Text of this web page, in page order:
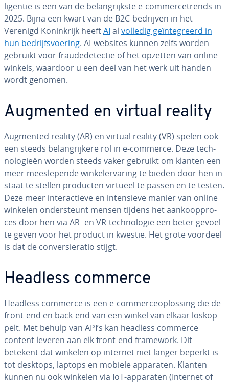
li­gen­tie is een van de be­lang­rijk­ste e-com­mer­ce­trends in
2025. Bijna een kwart van de B2C-bedrijven in het
Verenigd Ko­nink­rijk heeftAI al volledig ge­ïn­te­greerd in
hun be­drijfs­voe­ring. AI-websites kunnen zelfs worden
gebruikt voor frau­de­de­tec­tie of het opzetten van online
winkels, waardoor u een deel van het werk uit handen
wordt genomen.
Augmented en virtual reality
Augmented reality (AR) en virtual reality (VR) spelen ook
een steeds be­lang­rij­ke­re rol in e-commerce. Deze tech­
no­lo­gie­ën worden steeds vaker gebruikt om klanten een
meer mee­sle­pen­de win­ke­l­er­va­ring te bieden door hen in
staat te stellen producten virtueel te passen en te testen.
Deze meer in­ter­ac­tie­ve en in­ten­sie­ve manier van online
winkelen on­der­steunt mensen tijdens het aan­koop­pro­
ces door hen via AR- en VR-tech­no­lo­gie een beter gevoel
te geven voor het product in kwestie. Het grote voordeel
is dat de con­ver­siera­tio stijgt.
Headless commerce
Headless commerce is een e-com­mer­ce­op­los­sing die de
front-end en back-end van een winkel van elkaar los­kop­
pelt. Met behulp van API’s kan headless commerce
content leveren aan elk front-end framework. Dit
betekent dat winkelen op internet niet langer beperkt is
tot desktops, laptops en mobiele apparaten. Klanten
kunnen nu ook winkelen via IoT-apparaten (Internet of